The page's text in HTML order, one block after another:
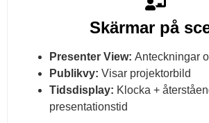
Skärmar på
Presenter View: Anteckningar
Publikvy: Visar projektorbild
Tidsdisplay: Klocka +
presentationstid